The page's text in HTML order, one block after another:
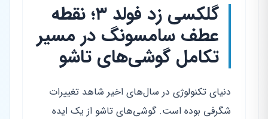
گلکسی زد فولد ۳؛ نقطه
عطف سامسونگ در مسیر
تکامل گوشی‌های تاشو
دنیای تکنولوژی در سال‌های اخیر شاهد تغییرات
شگرفی بوده است. گوشی‌های تاشو از یک ایده